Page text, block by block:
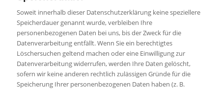
Soweit innerhalb dieser Datenschutzerklärung keine speziellere
Speicherdauer genannt wurde, verbleiben Ihre
personenbezogenen Daten bei uns, bis der Zweck für die
Datenverarbeitung entfällt. Wenn Sie ein berechtigtes
Löschersuchen geltend machen oder eine Einwilligung zur
Datenverarbeitung widerrufen, werden Ihre Daten gelöscht,
sofern wir keine anderen rechtlich zulässigen Gründe für die
Speicherung Ihrer personenbezogenen Daten haben (z. B.